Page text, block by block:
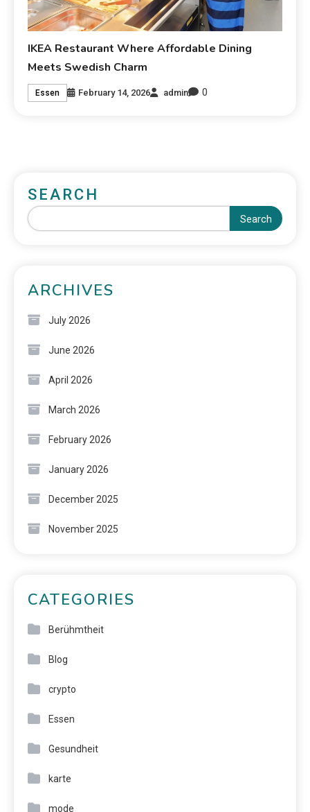
IKEA Restaurant Where Affordable Dining
Meets Swedish Charm
Essen February 14, 2026 admin 0
SEARCH
Search
ARCHIVES
July 2026
June 2026
April 2026
March 2026
February 2026
January 2026
December 2025
November 2025
CATEGORIES
Berühmtheit
Blog
crypto
Essen
Gesundheit
karte
mode